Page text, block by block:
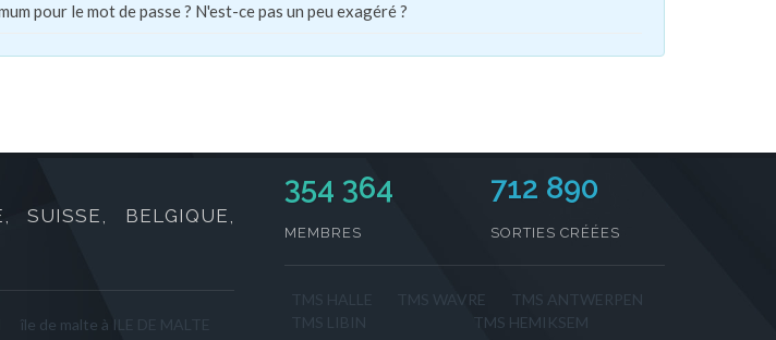
pour le mot de passe ? N'est-ce pas un peu exagéré ?
SUISSE, BELGIQUE,
île de malte à ILE DE MALTE
354 364
MEMBRES
712 890
SORTIES CRÉÉES
TMS WAVRE
TMS ANTWERPEN
TMS HEMIKSEM